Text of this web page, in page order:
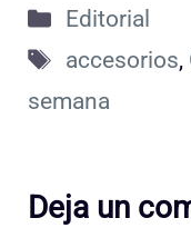
Categorías
Editorial
Etiquetas
accesorios,
semana
Deja un